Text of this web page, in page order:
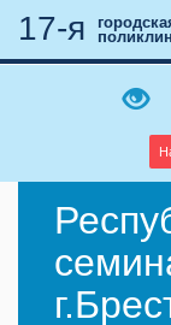
17-я